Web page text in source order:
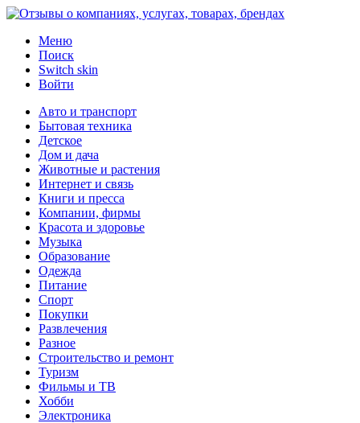
Меню
Поиск
Switch skin
Войти
Авто и транспорт
Бытовая техника
Детское
Дом и дача
Животные и растения
Интернет и связь
Книги и пресса
Компании, фирмы
Красота и здоровье
Музыка
Образование
Одежда
Питание
Спорт
Покупки
Развлечения
Разное
Строительство и ремонт
Туризм
Фильмы и ТВ
Хобби
Электроника